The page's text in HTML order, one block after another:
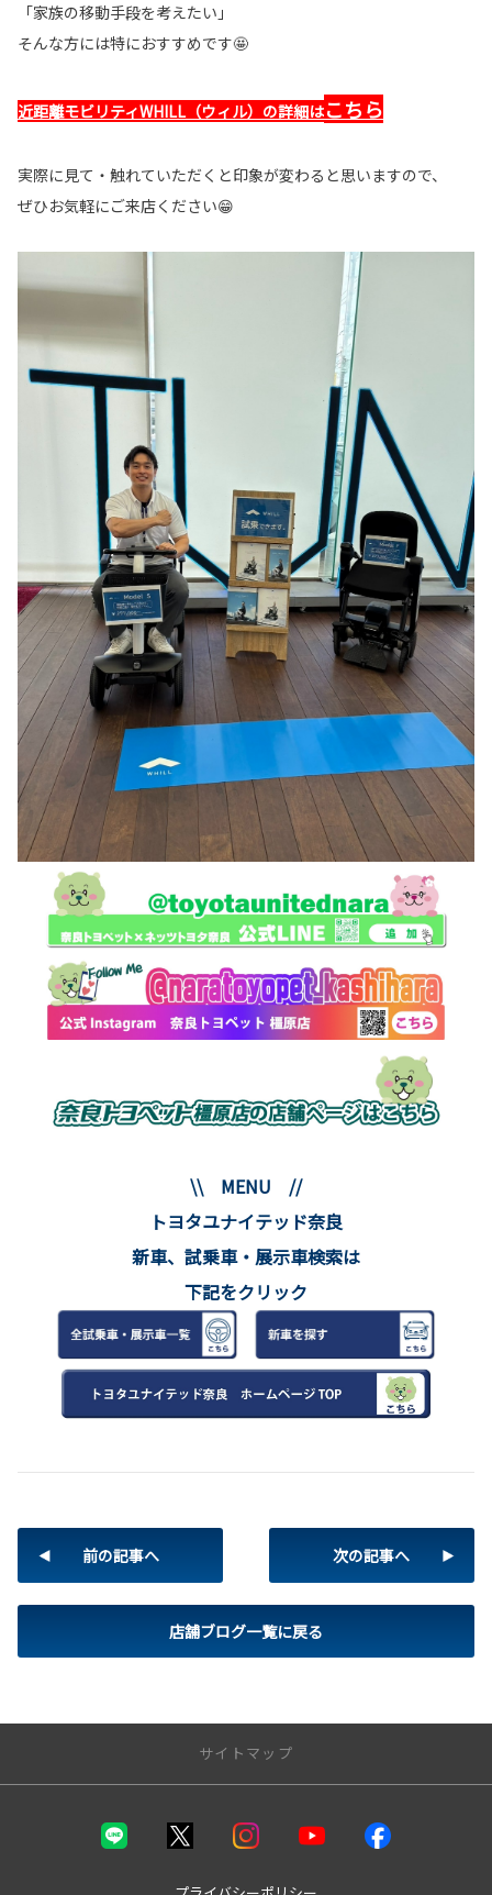
「家族の移動手段を考えたい」
そんな方には特におすすめです🤩
近距離モビリティWHILL（ウィル）の詳細はこちら
実際に見て・触れていただくと印象が変わると思いますので、
ぜひお気軽にご来店ください😁
\\ MENU //
トヨタユナイテッド奈良
新車、試乗車・展示車検索は
下記をクリック
前の記事へ
店舗ブログ一覧に戻る
次の記事へ
サイトマップ
トップページ